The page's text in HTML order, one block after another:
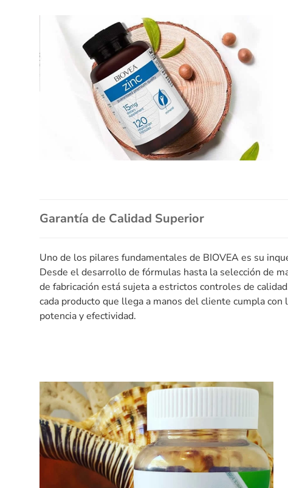
Garantía de Calidad Superior
Uno de los pilares fundamentales de BIOVEA es su
Desde el desarrollo de fórmulas hasta la selección de
de fabricación está sujeta a estrictos controles de
cada producto que llega a manos del cliente cumpla
potencia y efectividad.